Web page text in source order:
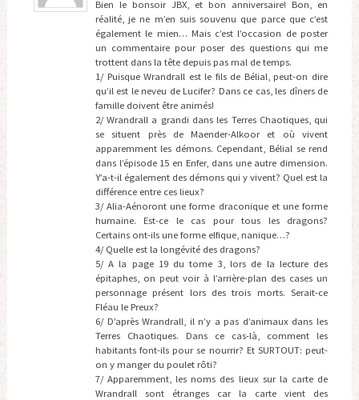
Bien le bonsoir JBX, et bon anniversaire! Bon, en
réalité, je ne m’en suis souvenu que parce que c’est
également le mien… Mais c’est l’occasion de poster
un commentaire pour poser des questions qui me
trottent dans la tête depuis pas mal de temps.
1/ Puisque Wrandrall est le fils de Bélial, peut-on dire
qu’il est le neveu de Lucifer? Dans ce cas, les dîners de
famille doivent être animés!
2/ Wrandrall a grandi dans les Terres Chaotiques, qui
se situent près de Maender-Alkoor et où vivent
apparemment les démons. Cependant, Bélial se rend
dans l’épisode 15 en Enfer, dans une autre dimension.
Y’a-t-il également des démons qui y vivent? Quel est la
différence entre ces lieux?
3/ Alia-Aénoront une forme draconique et une forme
humaine. Est-ce le cas pour tous les dragons?
Certains ont-ils une forme elfique, nanique…?
4/ Quelle est la longévité des dragons?
5/ A la page 19 du tome 3, lors de la lecture des
épitaphes, on peut voir à l’arrière-plan des cases un
personnage présent lors des trois morts. Serait-ce
Fléau le Preux?
6/ D’après Wrandrall, il n’y a pas d’animaux dans les
Terres Chaotiques. Dans ce cas-là, comment les
habitants font-ils pour se nourrir? Et SURTOUT: peut-
on y manger du poulet rôti?
7/ Apparemment, les noms des lieux sur la carte de
Wrandrall sont étranges car la carte vient des